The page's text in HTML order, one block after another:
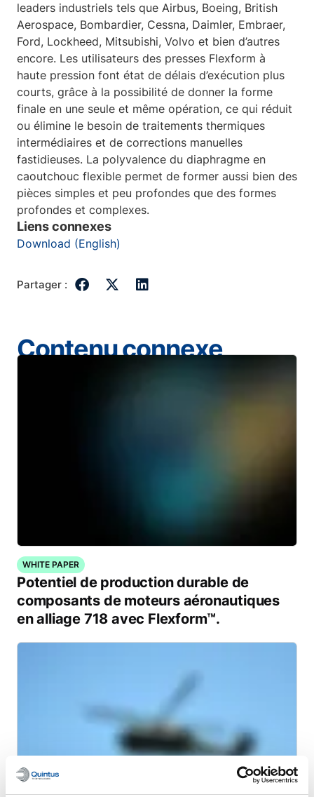
leaders industriels tels que Airbus, Boeing, British
Aerospace, Bombardier, Cessna, Daimler, Embraer,
Ford, Lockheed, Mitsubishi, Volvo et bien d’autres
encore. Les utilisateurs des presses Flexform à
haute pression font état de délais d’exécution plus
courts, grâce à la possibilité de donner la forme
finale en une seule et même opération, ce qui réduit
ou élimine le besoin de traitements thermiques
intermédiaires et de corrections manuelles
fastidieuses. La polyvalence du diaphragme en
caoutchouc flexible permet de former aussi bien des
pièces simples et peu profondes que des formes
profondes et complexes.
Liens connexes
Download (English)
Partager :
Contenu connexe
WHITE PAPER
Potentiel de production durable de
composants de moteurs aéronautiques
en alliage 718 avec Flexform™.